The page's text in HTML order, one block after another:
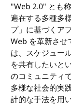
"Web 2.0" とも
遍在する多種多
プ」に基づくア
Web を革新させ
は、スケジュー
を共有したいと
のコミュニティ
多様な社会的実
計的な手法を用